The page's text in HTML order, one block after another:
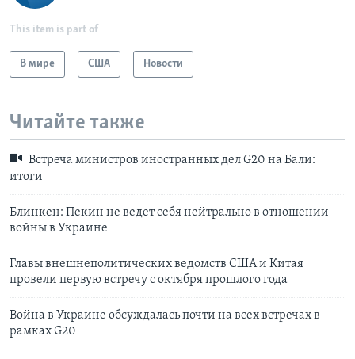
This item is part of
В мире США Новости
Читайте также
Встреча министров иностранных дел G20 на Бали:
итоги
Блинкен: Пекин не ведет себя нейтрально в отношении
войны в Украине
Главы внешнеполитических ведомств США и Китая
провели первую встречу с октября прошлого года
Война в Украине обсуждалась почти на всех встречах в
рамках G20